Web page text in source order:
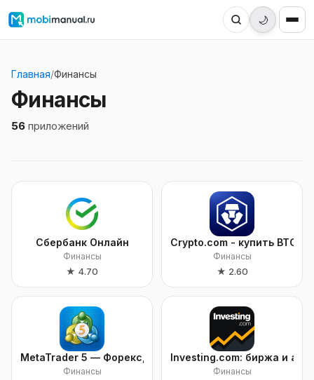
🌙
Главная/Финансы
Финансы
56 приложений
Сбербанк Онлайн
Финансы
★ 4.70
Crypto.com - купить BTC,
Финансы
★ 2.60
MetaTrader 5 — Форекс, Акции
Финансы
Investing.com: биржа и
Финансы